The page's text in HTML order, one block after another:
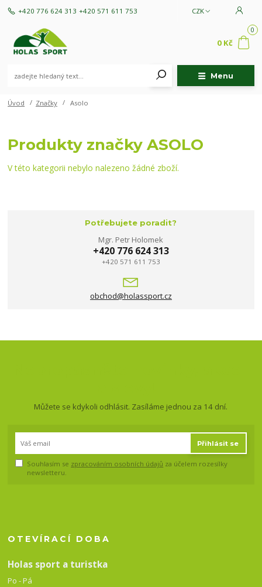
Menu
CZK
+420 776 624 313 +420 571 611 753
0
0 Kč
Úvod Značky Asolo
Produkty značky ASOLO
V této kategorii nebylo nalezeno žádné zboží.
Potřebujete poradit?
Mgr. Petr Holomek
+420 776 624 313
+420 571 611 753
obchod@holassport.cz
Můžete se kdykoli odhlásit. Zasíláme jednou za 14 dní.
Přihlásit se
Souhlasím se zpracováním osobních údajů za účelem rozesílky
newsletteru.
OTEVÍRACÍ DOBA
Holas sport a turistka
Po - Pá